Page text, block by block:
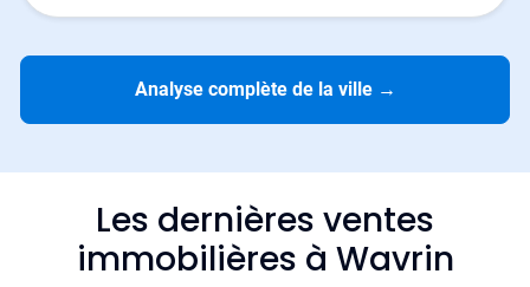
Analyse complète de la ville →
Les dernières ventes
immobilières à Wavrin